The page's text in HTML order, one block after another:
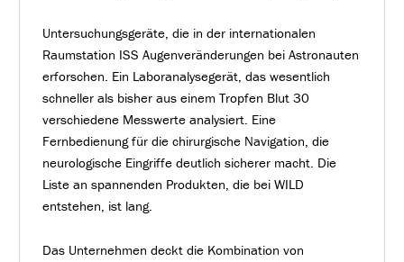
Untersuchungsgeräte, die in der internationalen
Raumstation ISS Augenveränderungen bei Astronauten
erforschen. Ein Laboranalysegerät, das wesentlich
schneller als bisher aus einem Tropfen Blut 30
verschiedene Messwerte analysiert. Eine
Fernbedienung für die chirurgische Navigation, die
neurologische Eingriffe deutlich sicherer macht. Die
Liste an spannenden Produkten, die bei WILD
entstehen, ist lang.
Das Unternehmen deckt die Kombination von